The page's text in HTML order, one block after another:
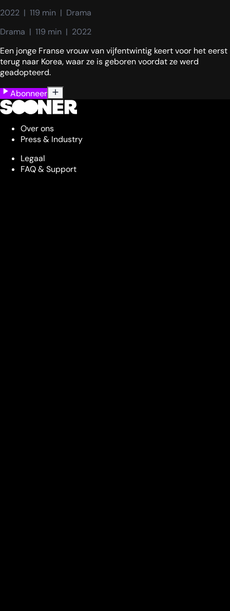
2022  |  119 min  |  Drama
Drama  |  119 min  |  2022
Een jonge Franse vrouw van vijfentwintig keert voor het eerst
terug naar Korea, waar ze is geboren voordat ze werd
geadopteerd.
Abonneer
Over ons
Press & Industry
Legaal
FAQ & Support